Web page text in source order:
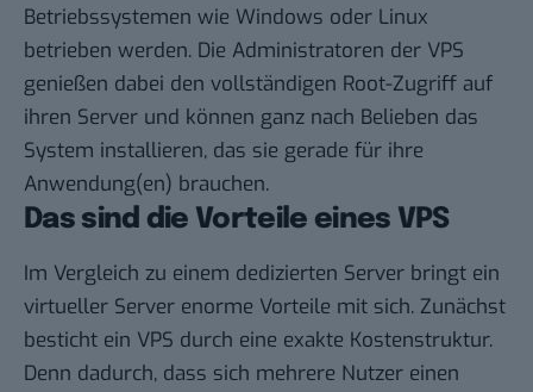
Betriebssystemen wie Windows oder Linux
betrieben werden. Die Administratoren der VPS
genießen dabei den vollständigen Root-Zugriff auf
ihren Server und können ganz nach Belieben das
System installieren, das sie gerade für ihre
Anwendung(en) brauchen.
Das sind die Vorteile eines VPS
Im Vergleich zu einem dedizierten Server bringt ein
virtueller Server enorme Vorteile mit sich. Zunächst
besticht ein VPS durch eine exakte Kostenstruktur.
Denn dadurch, dass sich mehrere Nutzer einen